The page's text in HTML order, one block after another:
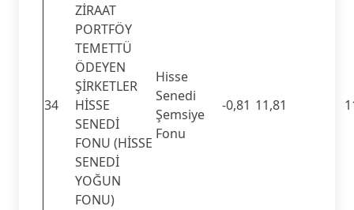
34
ZİRAAT
PORTFÖY
TEMETTÜ
ÖDEYEN
ŞİRKETLER
HİSSE
SENEDİ
FONU (HİSSE
SENEDİ
YOĞUN
FONU)
Hisse
Senedi
Şemsiye
Fonu
-0,81 11,81